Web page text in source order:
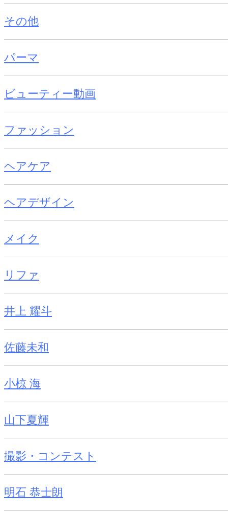
その他
パーマ
ビューティー動画
ファッション
ヘアケア
ヘアデザイン
メイク
リファ
井上 耀斗
佐藤未和
小椋 海
山下夏輝
撮影・コンテスト
明石 恭士朗